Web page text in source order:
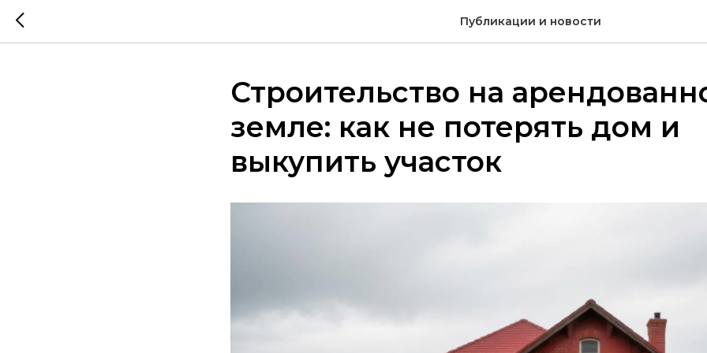
Публикации и новости
Строительство на
земле: как не потерять дом и
выкупить участок